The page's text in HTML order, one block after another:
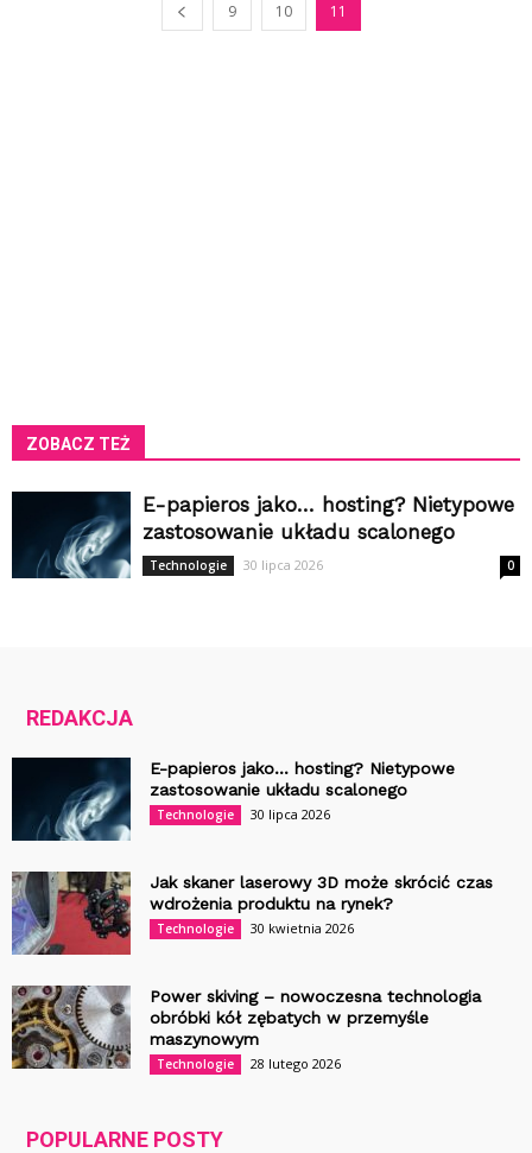
9 10 11
ZOBACZ TEŻ
E-papieros jako… hosting? Nietypowe
zastosowanie układu scalonego
Technologie 30 lipca 2026 0
REDAKCJA
E-papieros jako… hosting? Nietypowe
zastosowanie układu scalonego
Technologie 30 lipca 2026
Jak skaner laserowy 3D może skrócić czas
wdrożenia produktu na rynek?
Technologie 30 kwietnia 2026
Power skiving – nowoczesna technologia
obróbki kół zębatych w przemyśle
maszynowym
Technologie 28 lutego 2026
POPULARNE POSTY